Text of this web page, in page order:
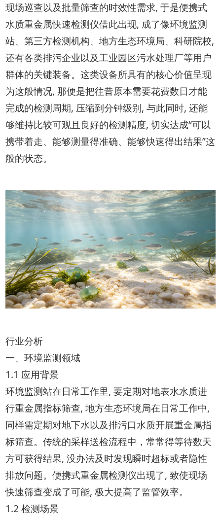
现场巡查以及批量筛查的时效性需求, 于是便携式
水质重金属快速检测仪借此出现, 成了像环境监测
站、第三方检测机构、地方生态环境局、科研院校,
还有各类排污企业以及工业园区污水处理厂等用户
群体的关键装备。这类设备所具有的核心价值呈现
为这般情况, 那便是把往昔原本需要花费数日才能
完成的检测周期, 压缩到分钟级别, 与此同时, 还能
够维持比较可观且良好的检测精度, 切实达成“可以
携带着走、能够测量得准确、能够快速得出结果”这
般的状态。
行业分析
一、环境监测领域
1.1 应用背景
环境监测站在日常工作里, 要定期对地表水水质进
行重金属指标筛查, 地方生态环境局在日常工作中,
同样需定期对地下水以及排污口水质开展重金属指
标筛查。传统的采样送检流程中，常常得等待数天
方可获得结果, 没办法及时发现瞬时超标或者隐性
排放问题。便携式重金属检测仪出现了, 致使现场
快速筛查变成了可能, 极大提高了监管效率。
1.2 检测场景